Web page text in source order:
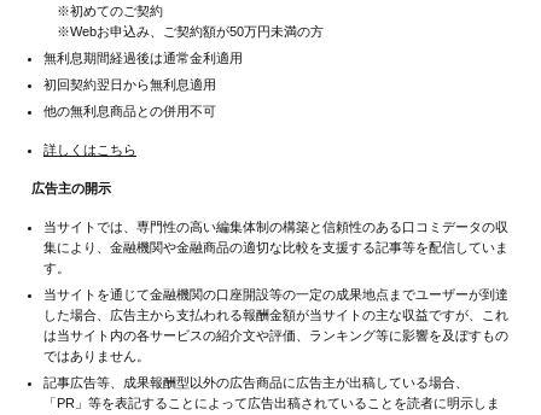
※初めてのご契約
※Webお申込み、ご契約額が50万円未満の方
無利息期間経過後は通常金利適用
初回契約翌日から無利息適用
他の無利息商品との併用不可
詳しくはこちら
広告主の開示
当サイトでは、専門性の高い編集体制の構築と信頼性のある口コミデータの収
集により、金融機関や金融商品の適切な比較を支援する記事等を配信していま
す。
当サイトを通じて金融機関の口座開設等の一定の成果地点までユーザーが到達
した場合、広告主から支払われる報酬金額が当サイトの主な収益ですが、これ
は当サイト内の各サービスの紹介文や評価、ランキング等に影響を及ぼすもの
ではありません。
記事広告等、成果報酬型以外の広告商品に広告主が出稿している場合、
「PR」等を表記することによって広告出稿されていることを読者に明示しま